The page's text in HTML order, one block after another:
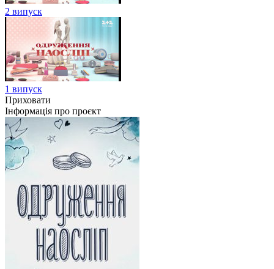
2 випуск
1 випуск
Приховати
Інформація про проєкт